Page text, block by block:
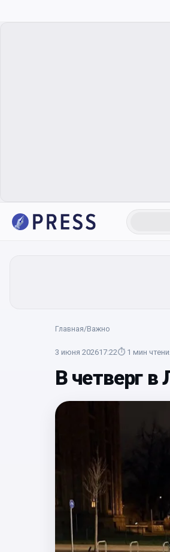
Главная/Важно
3 июня 202617:22⏱ 1 мин
В четверг в